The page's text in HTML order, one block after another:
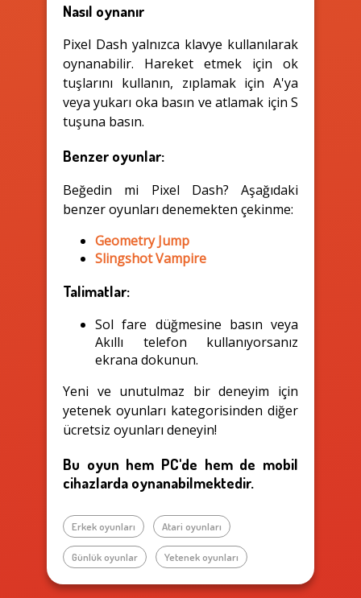
Nasıl oynanır
Pixel Dash yalnızca klavye kullanılarak
oynanabilir. Hareket etmek için ok
tuşlarını kullanın, zıplamak için A'ya
veya yukarı oka basın ve atlamak için S
tuşuna basın.
Benzer oyunlar:
Beğedin mi Pixel Dash? Aşağıdaki
benzer oyunları denemekten çekinme:
Geometry Jump
Slingshot Vampire
Talimatlar:
Sol fare düğmesine basın veya
Akıllı telefon kullanıyorsanız
ekrana dokunun.
Yeni ve unutulmaz bir deneyim için
yetenek oyunları kategorisinden diğer
ücretsiz oyunları deneyin!
Bu oyun hem PC'de hem de mobil
cihazlarda oynanabilmektedir.
Erkek oyunları Atari oyunları
Günlük oyunlar Yetenek oyunları